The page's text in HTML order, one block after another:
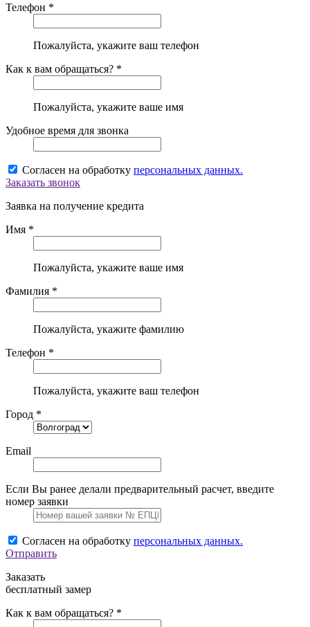
Телефон *
Пожалуйста, укажите ваш телефон
Как к вам обращаться? *
Пожалуйста, укажите ваше имя
Удобное время для звонка
Согласен на обработку персональных данных.
Заказать звонок
Заявка на получение кредита
Имя *
Пожалуйста, укажите ваше имя
Фамилия *
Пожалуйста, укажите фамилию
Телефон *
Пожалуйста, укажите ваш телефон
Город *
Email
Если Вы ранее делали предварительный расчет, введите
номер заявки
Согласен на обработку персональных данных.
Отправить
Заказать
бесплатный замер
Как к вам обращаться? *